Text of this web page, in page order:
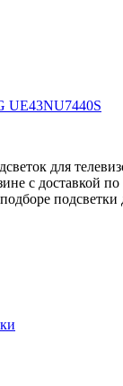
UE43NU7440S
для
с доставкой
подсветки